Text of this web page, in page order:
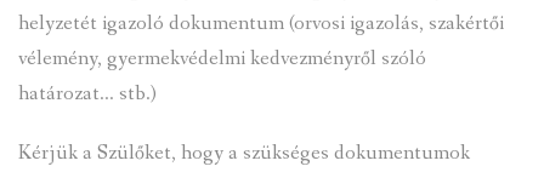
helyzetét igazoló dokumentum (orvosi igazolás, szakértői
vélemény, gyermekvédelmi kedvezményről szóló
határozat… stb.)
Kérjük a Szülőket, hogy a szükséges dokumentumok